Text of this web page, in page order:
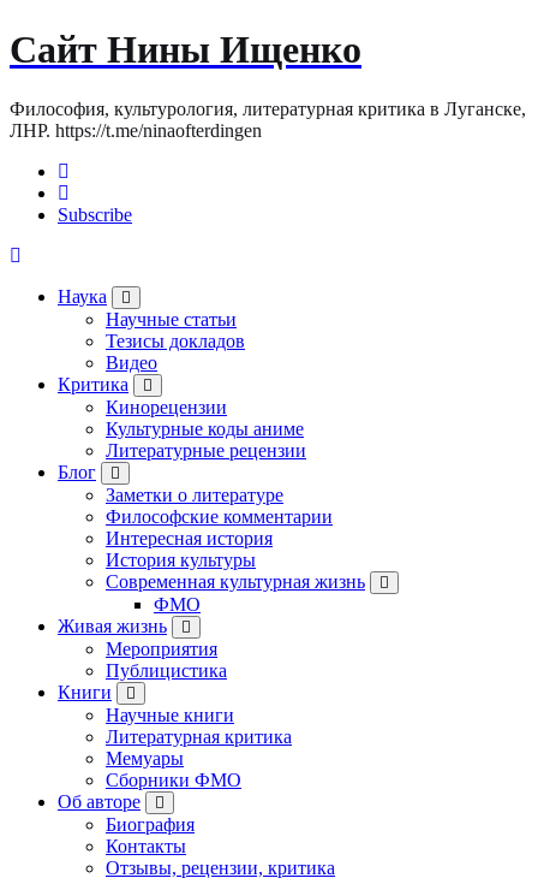
Сайт Нины Ищенко
Философия, культурология, литературная критика в Луганске,
ЛНР. https://t.me/ninaofterdingen
Subscribe
Наука
Научные статьи
Тезисы докладов
Видео
Критика
Кинорецензии
Культурные коды аниме
Литературные рецензии
Блог
Заметки о литературе
Философские комментарии
Интересная история
История культуры
Современная культурная жизнь
ФМО
Живая жизнь
Мероприятия
Публицистика
Книги
Научные книги
Литературная критика
Мемуары
Сборники ФМО
Об авторе
Биография
Контакты
Отзывы, рецензии, критика